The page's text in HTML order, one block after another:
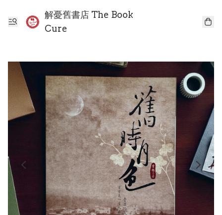
解憂舊書店 The Book
Cure